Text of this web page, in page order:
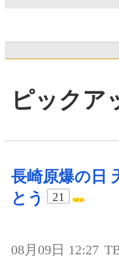
ピックア
長崎原爆の日
とう
21
08月09日 12:27